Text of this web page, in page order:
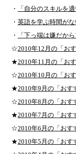
・
「自分のスキルを
・ 英語を学ぶ時間が
・
「下っ端は嫌だか
☆2010年12月の「お
★2010年11月の「お
☆2010年10月の「お
★2010年9月の「おす
☆2010年8月の「おす
★2010年7月の「おす
☆2010年6月の「おす
★2010年5月の「おす